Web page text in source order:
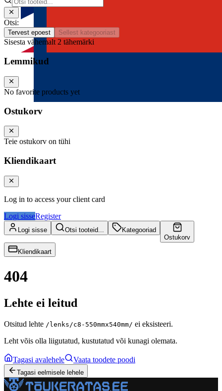
Otsi:
Tervest epoest Sellest kategooriast
Sisesta vähemalt 2 tähemärki
Lemmikud
No favorite products yet
Ostukorv
Teie ostukorv on tühi
Kliendikaart
Log in to access your client card
Logi sisseRegister
Logi sisse Otsi tooteid...
Kategooriad
Ostukorv
Kliendikaart
404
Lehte ei leitud
Otsitud lehte /lenks/c8-550mmx540mm/ ei eksisteeri.
Leht võis olla liigutatud, kustutatud või kunagi olemata.
Tagasi avalehele Vaata toodete poodi
Tagasi eelmisele lehele